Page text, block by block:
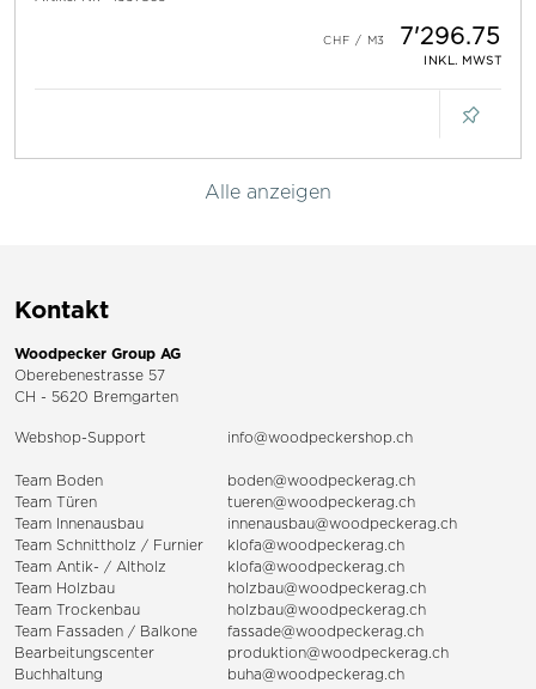
7'296.75
INKL. MWST
Alle anzeigen
Kontakt
Woodpecker Group AG
Oberebenestrasse 57
CH - 5620 Bremgarten
Webshop-Support info@woodpeckershop.ch
Team Boden
boden@woodpeckerag.ch
Team Türen
tueren@woodpeckerag.ch
Team Innenausbau
innenausbau@woodpeckerag.ch
Team Schnittholz / Furnier
klofa@woodpeckerag.ch
Team Antik- / Altholz
klofa@woodpeckerag.ch
Team Holzbau
holzbau@woodpeckerag.ch
Team Trockenbau
holzbau@woodpeckerag.ch
Team Fassaden / Balkone
fassade@woodpeckerag.ch
Bearbeitungscenter
produktion@woodpeckerag.ch
Buchhaltung
buha@woodpeckerag.ch